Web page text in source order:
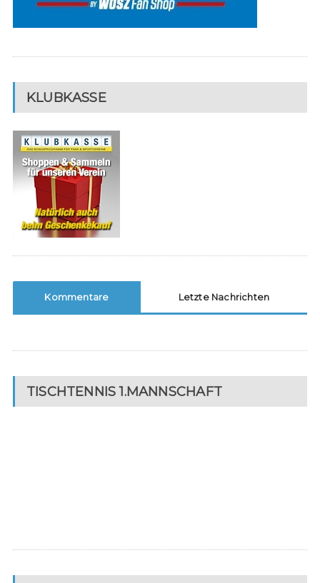
KLUBKASSE
Kommentare Letzte Nachrichten
TISCHTENNIS 1.MANNSCHAFT